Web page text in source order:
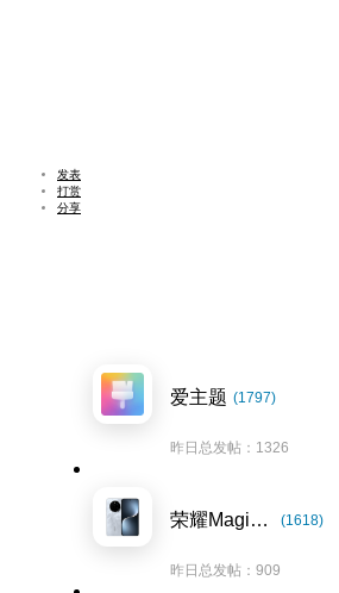
发表
打赏
分享
爱主题 (1797)
昨日总发帖：1326
荣耀Magic7系列 (1618)
昨日总发帖：909